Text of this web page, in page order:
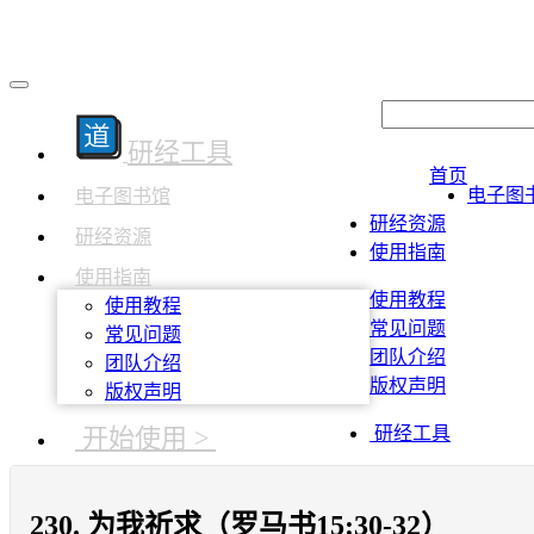
研经工具
电子图书馆
研经资源
使用指南
使用教程
常见问题
团队介绍
版权声明
开始使用 >
首页
电子图
研经资源
使用指南
使用教程
常见问题
团队介绍
版权声明
研经工具
230. 为我祈求（罗马书15:30-32）